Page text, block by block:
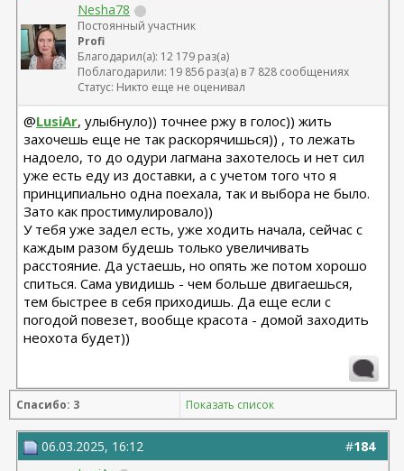
Nesha78
Постоянный участник
Profi
Благодарил(а): 12 179 раз(а)
Поблагодарили: 19 856 раз(а) в 7 828 сообщениях
Статус: Никто еще не оценивал
@LusiAr, улыбнуло)) точнее ржу в голос)) жить
захочешь еще не так раскорячишься)) , то лежать
надоело, то до одури лагмана захотелось и нет сил
уже есть еду из доставки, а с учетом того что я
принципиально одна поехала, так и выбора не было.
Зато как простимулировало))
У тебя уже задел есть, уже ходить начала, сейчас с
каждым разом будешь только увеличивать
расстояние. Да устаешь, но опять же потом хорошо
спиться. Сама увидишь - чем больше двигаешься,
тем быстрее в себя приходишь. Да еще если с
погодой повезет, вообще красота - домой заходить
неохота будет))
Спасибо: 3 Показать список
#184
06.03.2025, 16:12